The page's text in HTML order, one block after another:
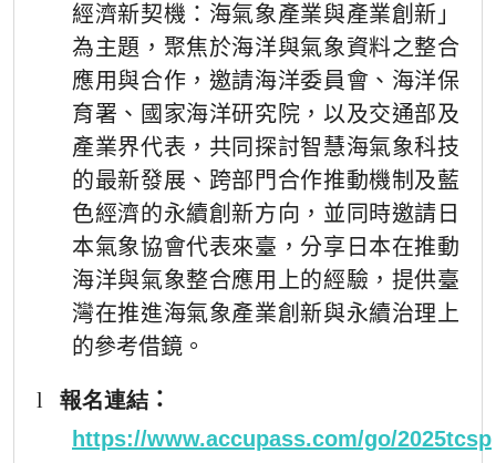
經濟新契機：海氣象產業與產業創新」
為主題，聚焦於海洋與氣象資料之整合
應用與合作，邀請海洋委員會、海洋保
育署、國家海洋研究院，以及交通部及
產業界代表，共同探討智慧海氣象科技
的最新發展、跨部門合作推動機制及藍
色經濟的永續創新方向，並同時邀請日
本氣象協會代表來臺，分享日本在推動
海洋與氣象整合應用上的經驗，提供臺
灣在推進海氣象產業創新與永續治理上
的參考借鏡。
l 報名連結 ：
https://www.accupass.com/go/2025tcsp